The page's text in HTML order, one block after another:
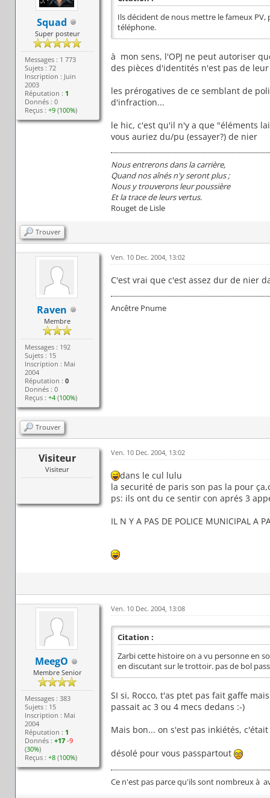
Squad
Super posteur
Messages : 1 773
Sujets : 72
Inscription : Juin
2003
Réputation : 1
Donnés : 0
Reçus :+9 (100%)
Ils décident de nous mettre le fameux
téléphone.
à mon sens, l'OPJ ne peut autoriser
des pièces d'identités n'est pas de
les prérogatives de ce semblant de
d'infraction...
le hic, c'est qu'il n'y a que "éléments
vous auriez du/pu (essayer?) de nier
Nous entrerons dans la carrière,
Quand nos aînés n'y seront plus ;
Nous y trouverons leur poussière
Et la trace de leurs vertus.
Rouget de Lisle
Trouver
Raven
Membre
Messages : 192
Sujets : 15
Inscription : Mai
2004
Réputation :0
Donnés : 0
Reçus :+4 (100%)
Ven. 10 Dec. 2004, 13:02
C'est vrai que c'est assez dur de nier
Ancêtre Pnume
Trouver
Visiteur
Visiteur
Ven. 10 Dec. 2004, 13:02
dans le cul lulu
la securité de paris son pas la pour
ps: ils ont du ce sentir con aprés 3
IL N Y A PAS DE POLICE MUNICIPAL A
MeegO
Membre Senior
Messages : 383
Sujets : 15
Inscription : Mai
2004
Réputation : 1
Donnés :+17 -9
(30%)
Reçus :+8 (100%)
Ven. 10 Dec. 2004, 13:08
Citation :
Zarbi cette histoire on a vu personne en
en discutant sur le trottoir. pas de bol
SI si, Rocco, t'as ptet pas fait gaffe
passait ac 3 ou 4 mecs dedans :-)
Mais bon... on s'est pas inkiétés,
désolé pour vous passpartout
Ce n'est pas parce qu'ils sont nombreux à